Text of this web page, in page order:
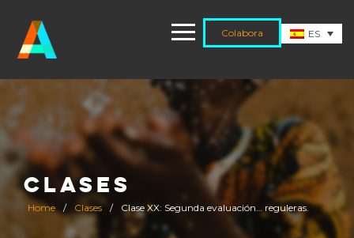
Colabora ES
CLASES
Home / Clases / Clase XX: Segunda evaluación… reguleras.